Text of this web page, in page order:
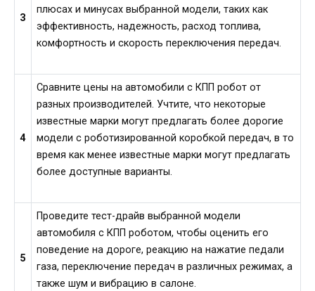
3
плюсах и минусах выбранной модели, таких как
эффективность, надежность, расход топлива,
комфортность и скорость переключения передач.
4
Сравните цены на автомобили с КПП робот от
разных производителей. Учтите, что некоторые
известные марки могут предлагать более дорогие
модели с роботизированной коробкой передач, в то
время как менее известные марки могут предлагать
более доступные варианты.
5
Проведите тест-драйв выбранной модели
автомобиля с КПП роботом, чтобы оценить его
поведение на дороге, реакцию на нажатие педали
газа, переключение передач в различных режимах, а
также шум и вибрацию в салоне.